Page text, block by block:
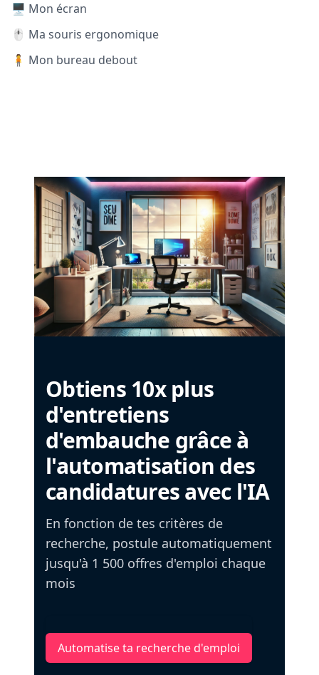
🖥️ Mon écran
🖱️ Ma souris ergonomique
🧍 Mon bureau debout
Obtiens 10x plus
d'entretiens
d'embauche grâce à
l'automatisation des
candidatures avec l'IA
En fonction de tes critères de
recherche, postule automatiquement
jusqu'à 1 500 offres d'emploi chaque
mois
Automatise ta recherche d'emploi